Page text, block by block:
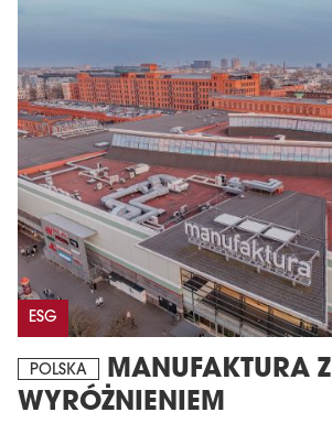
ESG
POLSKA
MANUFAKTURA Z
WYRÓŻNIENIEM